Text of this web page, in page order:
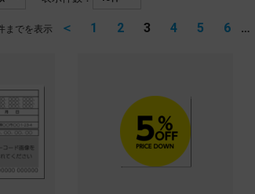
までを表示 ＜ 1 2 3 4 5 6 …